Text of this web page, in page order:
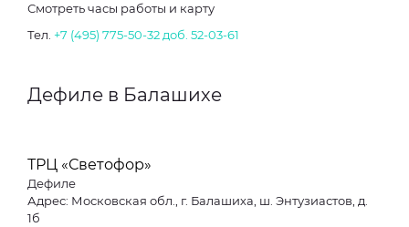
Смотреть часы работы и карту
Тел. +7 (495) 775-50-32 доб. 52-03-61
Дефиле в Балашихе
ТРЦ «Светофор»
Дефиле
Адрес: Московская обл., г. Балашиха, ш. Энтузиастов, д.
1б